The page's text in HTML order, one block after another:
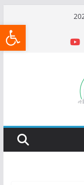
מאות משפחות
המונדיאל בטרמינל
הופך למרחב